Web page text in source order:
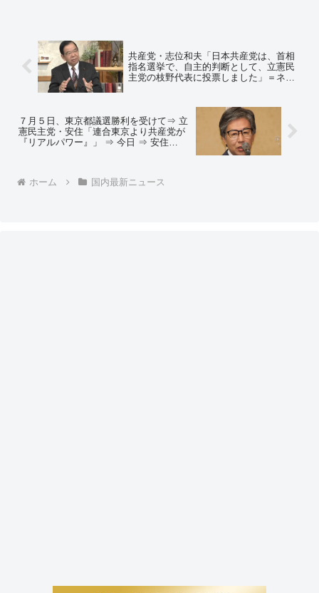
共産党・志位和夫「日本共産党は、首相
指名選挙で、自主的判断として、立憲民
主党の枝野代表に投票しました」＝ネッ
う、立憲共産党なんだから」
７月５日、東京都議選勝利を受けて⇒ 立
憲民主党・安住「連合東京より共産党が
『リアルパワー』」 ⇒ 今日 ⇒ 安住
ｗ」「共産党員キレていいぞ」
ホーム 国内最新ニュース